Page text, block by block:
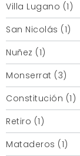
Villa Lugano (1)
San Nicolás (1)
Nuñez (1)
Monserrat (3)
Constitución (1)
Retiro (1)
Mataderos (1)